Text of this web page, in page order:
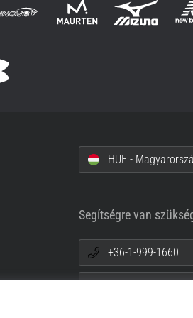
HUF -
Segítségre van
+36-1-999-1660